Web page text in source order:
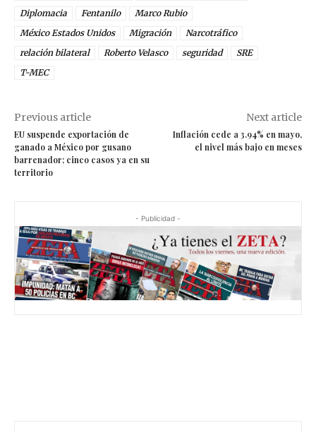
Diplomacia
Fentanilo
Marco Rubio
México Estados Unidos
Migración
Narcotráfico
relación bilateral
Roberto Velasco seguridad
SRE
T-MEC
Previous article
EU suspende exportación de
ganado a México por gusano
barrenador; cinco casos ya en su
territorio
Next article
Inflación cede a 3.94% en mayo,
el nivel más bajo en meses
- Publicidad -